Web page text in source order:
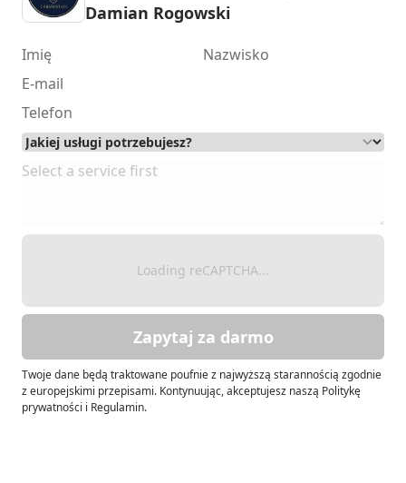
Damian Rogowski
Loading reCAPTCHA...
Zapytaj za darmo
Twoje dane będą traktowane poufnie z najwyższą starannością zgodnie
z europejskimi przepisami. Kontynuując, akceptujesz naszą Politykę
prywatności i Regulamin.